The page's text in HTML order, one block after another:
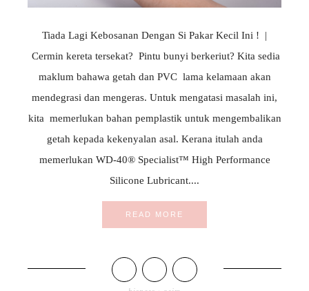
Tiada Lagi Kebosanan Dengan Si Pakar Kecil Ini ! |
Cermin kereta tersekat? Pintu bunyi berkeriut? Kita sedia
maklum bahawa getah dan PVC lama kelamaan akan
mendegrasi dan mengeras. Untuk mengatasi masalah ini,
kita memerlukan bahan pemplastik untuk mengembalikan
getah kepada kekenyalan asal. Kerana itulah anda
memerlukan WD-40® Specialist™ High Performance
Silicone Lubricant....
READ MORE